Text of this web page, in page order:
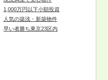
1,000万円以下小額投資
人気の築浅・新築物件
早い者勝ち東京23区内